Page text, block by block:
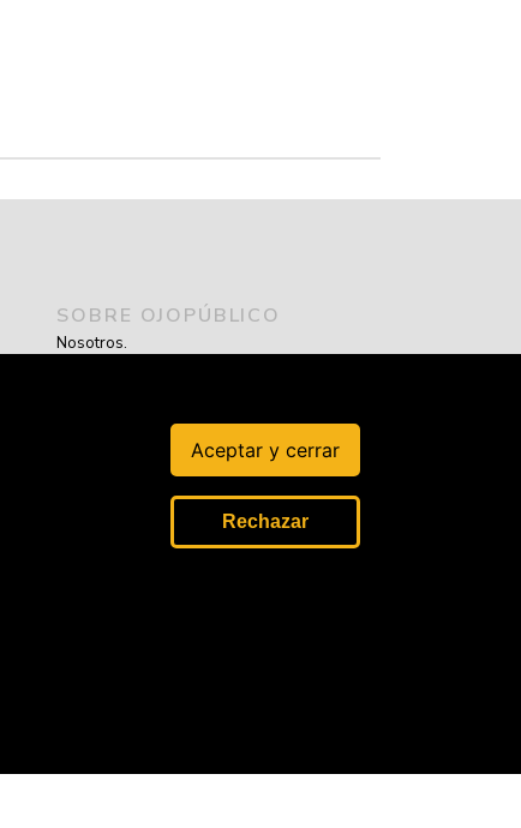
SOBRE OJOPÚBLICO
Nosotros.
Aceptar y cerrar
Rechazar